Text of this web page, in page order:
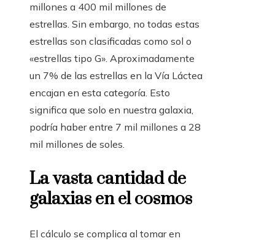
millones a 400 mil millones de
estrellas. Sin embargo, no todas estas
estrellas son clasificadas como sol o
«estrellas tipo G». Aproximadamente
un 7% de las estrellas en la Vía Láctea
encajan en esta categoría. Esto
significa que solo en nuestra galaxia,
podría haber entre 7 mil millones a 28
mil millones de soles.
La vasta cantidad de
galaxias en el cosmos
El cálculo se complica al tomar en